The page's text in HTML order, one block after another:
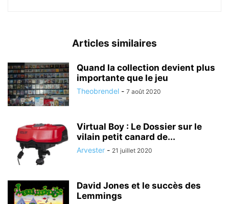
Articles similaires
Quand la collection devient plus
importante que le jeu
Theobrendel - 7 août 2020
Virtual Boy : Le Dossier sur le
vilain petit canard de...
Arvester - 21 juillet 2020
David Jones et le succès des
Lemmings